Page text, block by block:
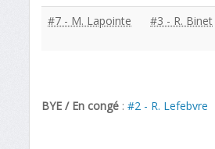
#7 - M. Lapointe
#3 - R. Binet
BYE / En congé :#2 - R. Lefebvre